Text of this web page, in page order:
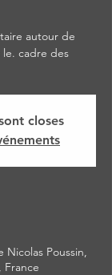
autour de
cadre des
closes
Nicolas Poussin,
France